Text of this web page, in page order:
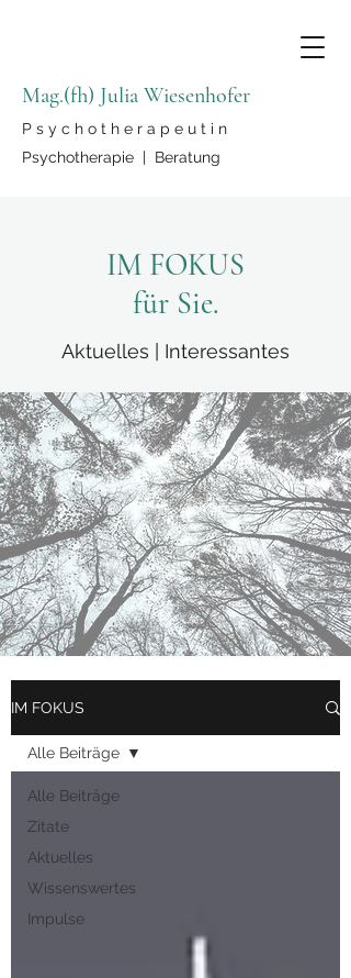
Mag.(fh) Julia Wiesenhofer
P s y c h o t h e r a p e u t i n
Psychotherapie | Beratung
IM FOKUS
für Sie.
Aktuelles | Interessantes
IM FOKUS
Alle Beiträge
Zitate
Aktuelles
Wissenswertes
Impulse
Alle Beiträge